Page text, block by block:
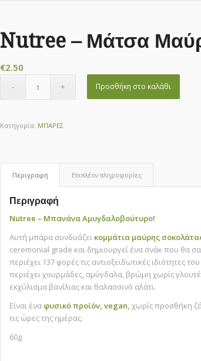
Nutree – Μάτσα
€2.50
Προσθήκη στο καλάθι
Κατηγορία: ΜΠΑΡΕΣ
Περιγραφή Επιπλέον πληροφορίες
Περιγραφή
Nutree – Μπανάνα Αμυγδαλοβούτυρο!
Αυτή μπάρα συνδυάζει κομμάτια μαύρης
ceremonial grade και δημιουργεί ένα σνάκ που θα
περιέχει 137 φορές τις αντιοξειδωτικές ιδιότητες
περιέχει χoυρμάδες, αμύγδαλα, βρώμη χωρίς
εκχύλισμα βανίλιας και θαλασσινό αλάτι.
Είναι ένα φυσικό προϊόν, vegan, χωρίς προσθήκη
τις ώρες της ημέρας.
60g